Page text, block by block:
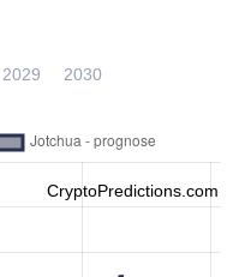
2029 2030
CryptoPredictions.com